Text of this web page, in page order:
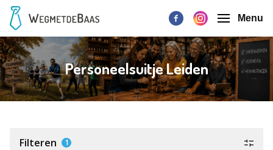
Menu
Personeelsuitje Leiden
Filteren 1